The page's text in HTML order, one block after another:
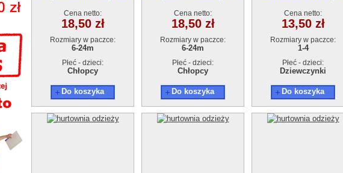
Cena netto:
18,50 zł
Rozmiary w paczce:
6-24m
Płeć - dzieci:
Chłopcy
Do koszyka
Cena netto:
18,50 zł
Rozmiary w paczce:
6-24m
Płeć - dzieci:
Chłopcy
Do koszyka
Cena netto:
13,50 zł
Rozmiary w paczce:
1-4
Płeć - dzieci:
Dziewczynki
Do koszyka